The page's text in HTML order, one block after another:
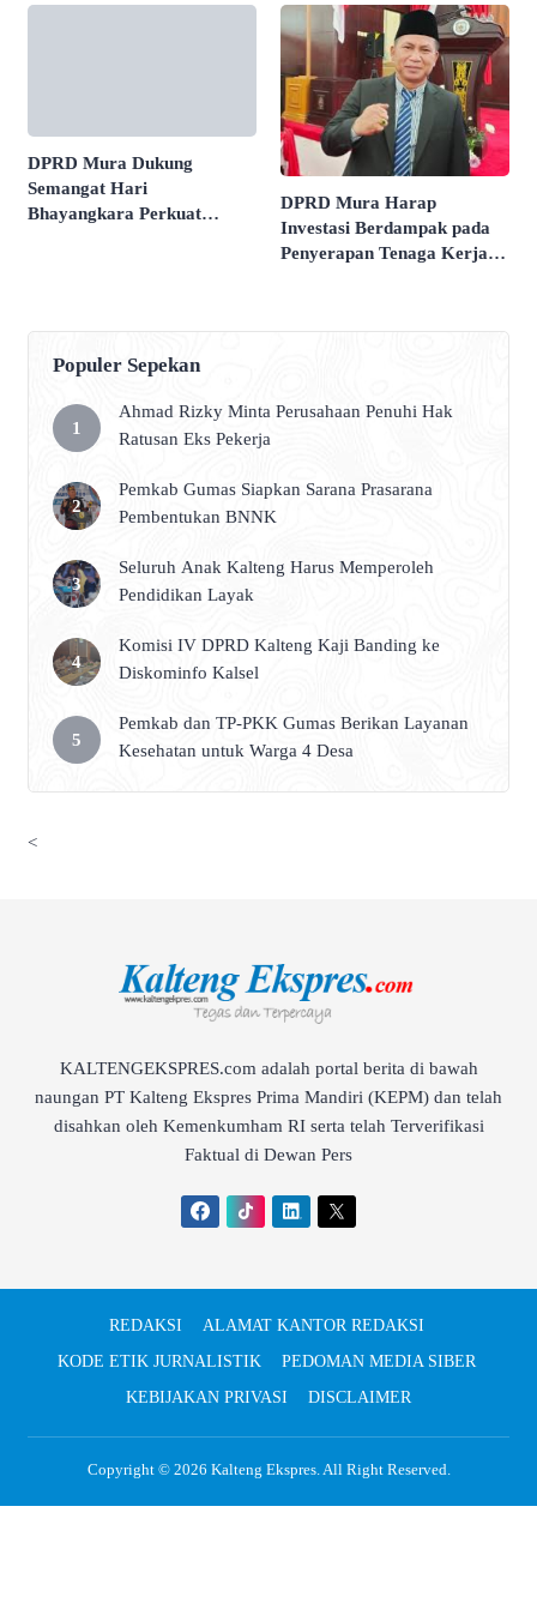
DPRD Mura Dukung
Semangat Hari
Bhayangkara Perkuat
DPRD Mura Harap
Investasi Berdampak pada
Penyerapan Tenaga Kerja
Populer Sepekan
Ahmad Rizky Minta Perusahaan Penuhi Hak
Ratusan Eks Pekerja
Pemkab Gumas Siapkan Sarana Prasarana
Pembentukan BNNK
Seluruh Anak Kalteng Harus Memperoleh
Pendidikan Layak
Komisi IV DPRD Kalteng Kaji Banding ke
Diskominfo Kalsel
Pemkab dan TP-PKK Gumas Berikan Layanan
Kesehatan untuk Warga 4 Desa
<
KALTENGEKSPRES.com adalah portal berita di bawah
naungan PT Kalteng Ekspres Prima Mandiri (KEPM) dan telah
disahkan oleh Kemenkumham RI serta telah Terverifikasi
Faktual di Dewan Pers
REDAKSI
ALAMAT KANTOR REDAKSI
KODE ETIK JURNALISTIK
PEDOMAN MEDIA SIBER
KEBIJAKAN PRIVASI
DISCLAIMER
Copyright © 2026 Kalteng Ekspres. All Right Reserved.